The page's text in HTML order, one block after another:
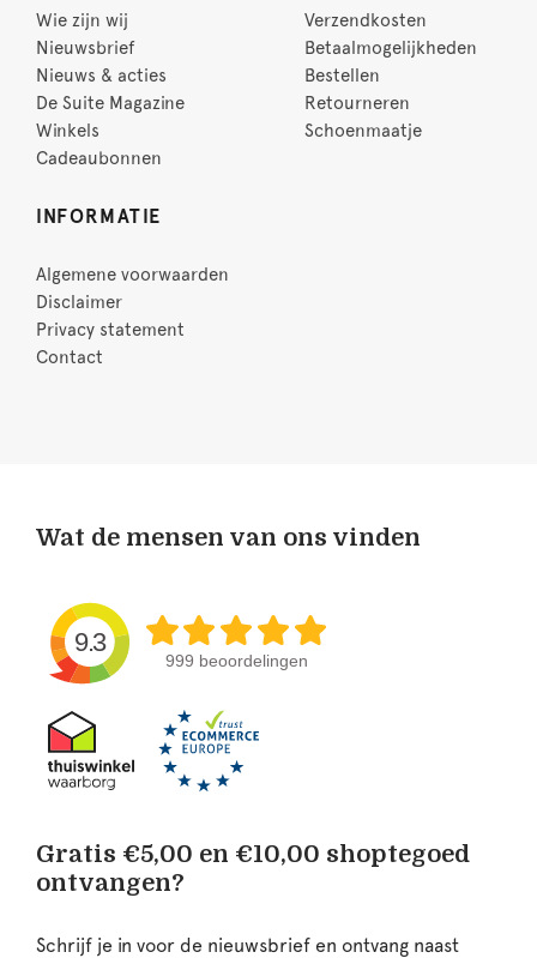
Wie zijn wij
Nieuwsbrief
Nieuws & acties
De Suite Magazine
Winkels
Cadeaubonnen
Verzendkosten
Betaalmogelijkheden
Bestellen
Retourneren
Schoenmaatje
INFORMATIE
Algemene voorwaarden
Disclaimer
Privacy statement
Contact
Wat de mensen van ons vinden
9.3
999 beoordelingen
Gratis €5,00 en €10,00 shoptegoed
ontvangen?
Schrijf je in voor de nieuwsbrief en ontvang naast